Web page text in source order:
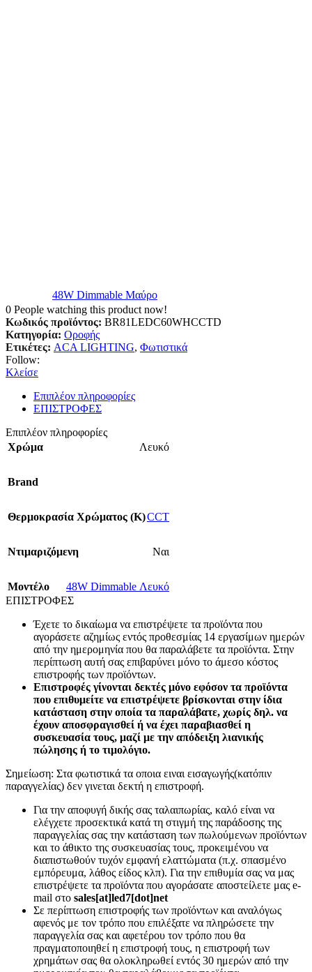
48W Dimmable Μαύρο
0 People watching this product now!
Κωδικός προϊόντος: BR81LEDC60WHCCTD
Κατηγορία: Οροφής
Ετικέτες: ACA LIGHTING, Φωτιστικά
Follow:
Κλείσε
Επιπλέον πληροφορίες
ΕΠΙΣΤΡΟΦΕΣ
Επιπλέον πληροφορίες
Χρώμα
Λευκό
Brand
Θερμοκρασία Χρώματος (Κ)CCT
Ντιμαριζόμενη Ναι
Mοντέλο
48W Dimmable Λευκό
ΕΠΙΣΤΡΟΦΕΣ
Έχετε το δικαίωμα να επιστρέψετε τα προϊόντα που
αγοράσετε αζημίως εντός προθεσμίας 14 εργασίμων ημερών
από την ημερομηνία που θα παραλάβετε τα προϊόντα. Στην
περίπτωση αυτή σας επιβαρύνει μόνο το άμεσο κόστος
επιστροφής των προϊόντων.
Επιστροφές γίνονται δεκτές μόνο εφόσον τα προϊόντα
που επιθυμείτε να επιστρέψετε βρίσκονται στην ίδια
κατάσταση στην οποία τα παραλάβατε, χωρίς δηλ. να
έχουν αποσφραγισθεί ή να έχει παραβιασθεί η
συσκευασία τους, μαζί με την απόδειξη λιανικής
πώλησης ή το τιμολόγιο.
Σημείωση: Στα φωτιστικά τα οποια ειναι εισαγωγής(κατόπιν
παραγγελίας) δεν γινεται δεκτή η επιστροφή.
Για την αποφυγή δικής σας ταλαιπωρίας, καλό είναι να
ελέγχετε προσεκτικά κατά τη στιγμή της παράδοσης της
παραγγελίας σας την κατάσταση των πωλούμενων προϊόντων
και το άθικτο της συσκευασίας τους, προκειμένου να
διαπιστωθούν τυχόν εμφανή ελαττώματα (π.χ. σπασμένο
εμπόρευμα, λάθος είδος κλπ). Για την επιθυμία σας να μας
επιστρέψετε τα προϊόντα που αγοράσατε αποστείλετε μας e-
mail στο sales[at]led7[dot]net
Σε περίπτωση επιστροφής των προϊόντων και αναλόγως
αφενός με τον τρόπο που επιλέξατε να πληρώσετε την
παραγγελία σας και αφετέρου τον τρόπο που θα
πραγματοποιηθεί η επιστροφή τους, η επιστροφή των
χρημάτων σας θα ολοκληρωθεί εντός 30 ημερών από την